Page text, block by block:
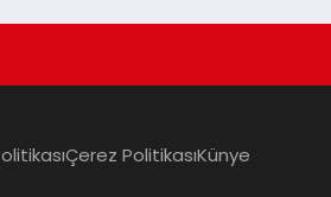
Çerez PolitikasıKünye